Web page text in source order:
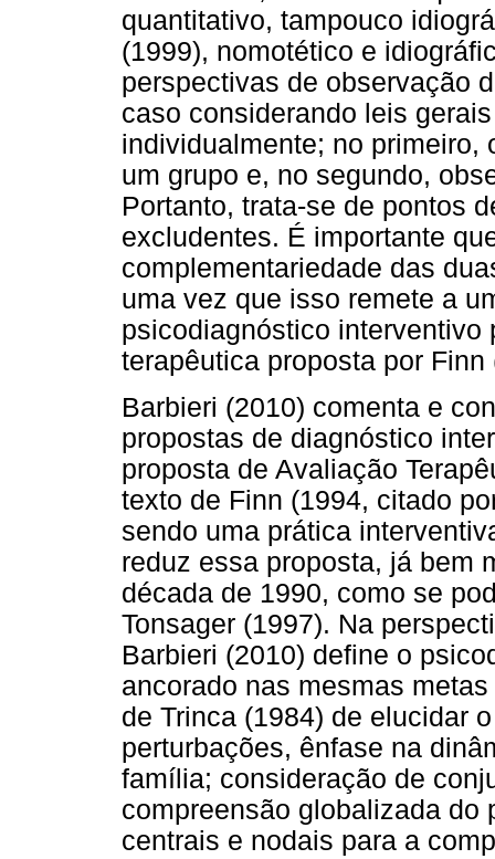
quantitativo, tampouco
(1999), nomotético e
perspectivas de observação
caso considerando leis
individualmente; no primeiro,
um grupo e, no segundo,
Portanto, trata-se de pontos
excludentes. É importante
complementariedade das
uma vez que isso remete a
psicodiagnóstico interventivo
terapêutica proposta por Finn
Barbieri (2010) comenta e
propostas de diagnóstico
proposta de Avaliação
texto de Finn (1994, citado
sendo uma prática
reduz essa proposta, já bem
década de 1990, como se
Tonsager (1997). Na
Barbieri (2010) define o
ancorado nas mesmas
de Trinca (1984) de elucidar
perturbações, ênfase na
família; consideração de
compreensão globalizada do
centrais e nodais para a